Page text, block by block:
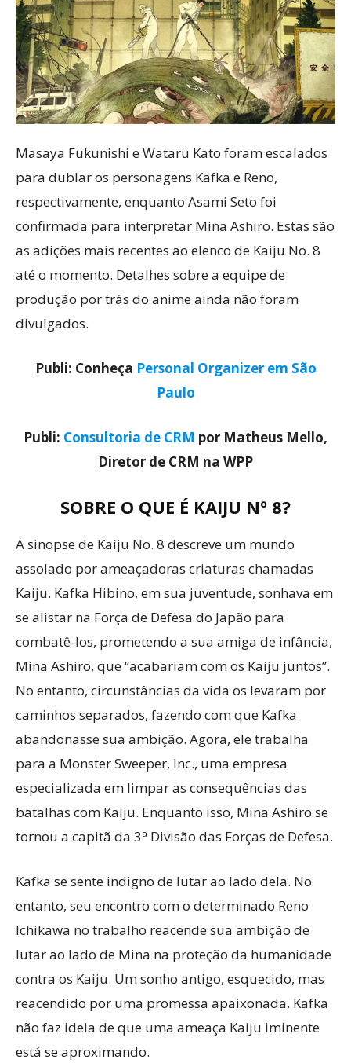
Masaya Fukunishi e Wataru Kato foram escalados
para dublar os personagens Kafka e Reno,
respectivamente, enquanto Asami Seto foi
confirmada para interpretar Mina Ashiro. Estas são
as adições mais recentes ao elenco de Kaiju No. 8
até o momento. Detalhes sobre a equipe de
produção por trás do anime ainda não foram
divulgados.
Publi: Conheça Personal Organizer em São
Paulo
Publi: Consultoria de CRM por Matheus Mello,
Diretor de CRM na WPP
SOBRE O QUE É KAIJU Nº 8?
A sinopse de Kaiju No. 8 descreve um mundo
assolado por ameaçadoras criaturas chamadas
Kaiju. Kafka Hibino, em sua juventude, sonhava em
se alistar na Força de Defesa do Japão para
combatê-los, prometendo a sua amiga de infância,
Mina Ashiro, que “acabariam com os Kaiju juntos”.
No entanto, circunstâncias da vida os levaram por
caminhos separados, fazendo com que Kafka
abandonasse sua ambição. Agora, ele trabalha
para a Monster Sweeper, Inc., uma empresa
especializada em limpar as consequências das
batalhas com Kaiju. Enquanto isso, Mina Ashiro se
tornou a capitã da 3ª Divisão das Forças de Defesa.
Kafka se sente indigno de lutar ao lado dela. No
entanto, seu encontro com o determinado Reno
Ichikawa no trabalho reacende sua ambição de
lutar ao lado de Mina na proteção da humanidade
contra os Kaiju. Um sonho antigo, esquecido, mas
reacendido por uma promessa apaixonada. Kafka
não faz ideia de que uma ameaça Kaiju iminente
está se aproximando.